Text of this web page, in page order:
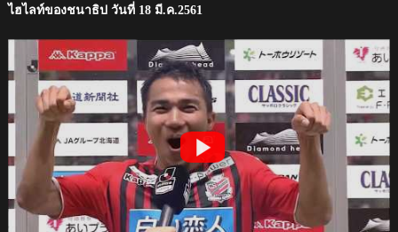
ไฮไลท์ของชนาธิป วันที่ 18 มี.ค.2561